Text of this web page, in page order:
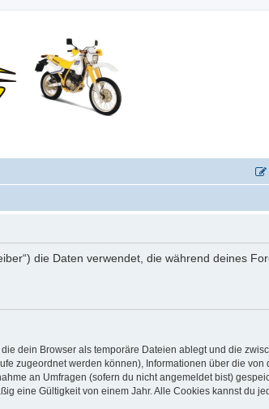
die Daten verwendet, die während deines
dein Browser als temporäre Dateien ablegt und die
zugeordnet werden können), Informationen über die von
an Umfragen (sofern du nicht angemeldet bist)
eine Gültigkeit von einem Jahr. Alle Cookies kannst du